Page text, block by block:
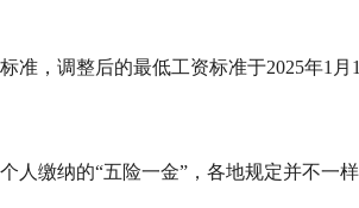
准，调整后的最低工资标准于2025年1月1
缴纳的“五险一金”，各地规定并不一样